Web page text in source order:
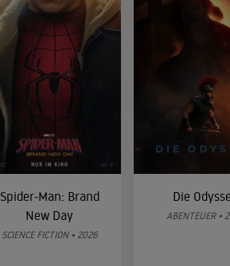
Spider-Man: Brand
New Day
SCIENCE FICTION • 2026
Die
ABENTEUER •